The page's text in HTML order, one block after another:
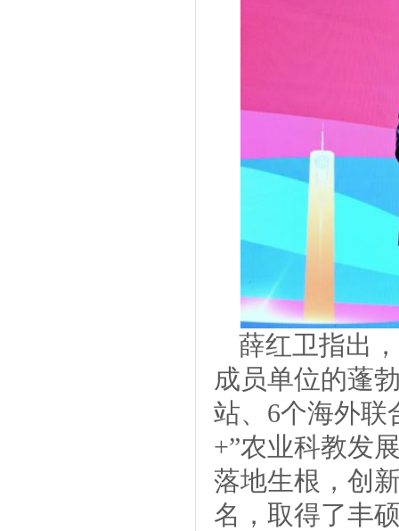
薛红卫指出
成员单位的蓬
站、6个海外联
+”农业科教发
落地生根，创
名，取得了丰